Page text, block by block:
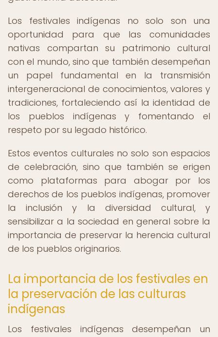
Los festivales indígenas no solo son una
oportunidad para que las comunidades
nativas compartan su patrimonio cultural
con el mundo, sino que también desempeñan
un papel fundamental en la transmisión
intergeneracional de conocimientos, valores y
tradiciones, fortaleciendo así la identidad de
los pueblos indígenas y fomentando el
respeto por su legado histórico.
Estos eventos culturales no solo son espacios
de celebración, sino que también se erigen
como plataformas para abogar por los
derechos de los pueblos indígenas, promover
la inclusión y la diversidad cultural, y
sensibilizar a la sociedad en general sobre la
importancia de preservar la herencia cultural
de los pueblos originarios.
La importancia de los festivales en
la preservación de las culturas
indígenas
Los festivales indígenas desempeñan un